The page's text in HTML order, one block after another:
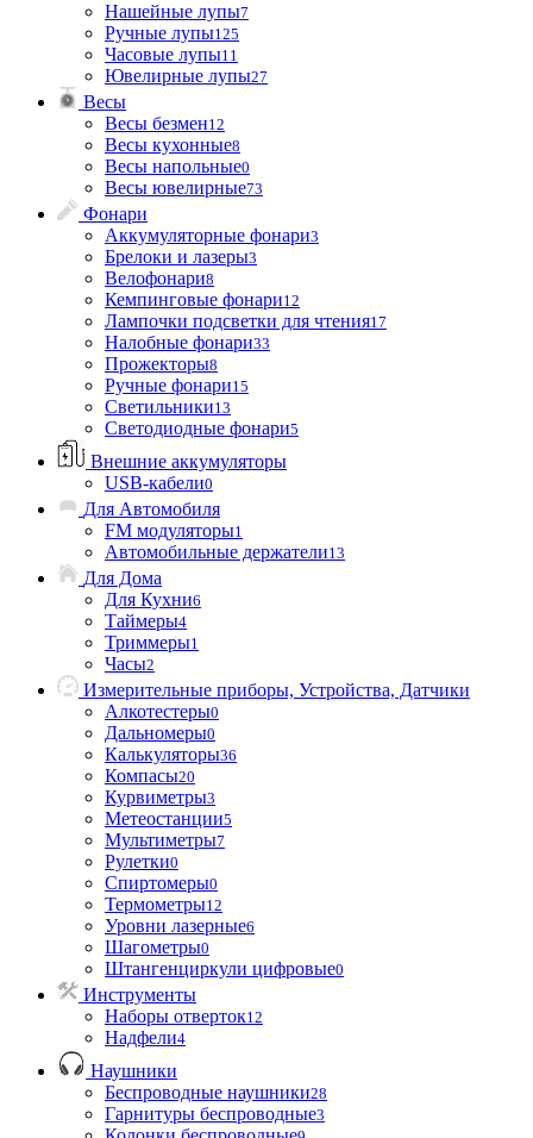
Нашейные лупы7
Ручные лупы125
Часовые лупы11
Ювелирные лупы27
Весы
Весы безмен12
Весы кухонные8
Весы напольные0
Весы ювелирные73
Фонари
Аккумуляторные фонари3
Брелоки и лазеры3
Велофонари8
Кемпинговые фонари12
Лампочки подсветки для чтения17
Налобные фонари33
Прожекторы8
Ручные фонари15
Светильники13
Светодиодные фонари5
Внешние аккумуляторы
USB-кабели0
Для Автомобиля
FM модуляторы1
Автомобильные держатели13
Для Дома
Для Кухни6
Таймеры4
Триммеры1
Часы2
Измерительные приборы, Устройства, Датчики
Алкотестеры0
Дальномеры0
Калькуляторы36
Компасы20
Курвиметры3
Метеостанции5
Мультиметры7
Рулетки0
Спиртомеры0
Термометры12
Уровни лазерные6
Шагометры0
Штангенциркули цифровые0
Инструменты
Наборы отверток12
Надфели4
Наушники
Беспроводные наушники28
Гарнитуры беспроводные3